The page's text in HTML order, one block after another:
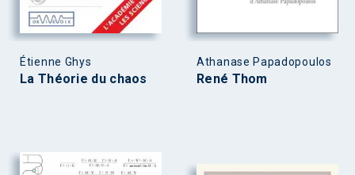
Étienne Ghys
La Théorie du chaos
Athanase Papadopoulos
René Thom